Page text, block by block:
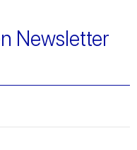
Newsletter